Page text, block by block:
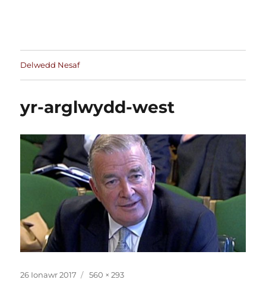
Delwedd Nesaf
yr-arglwydd-west
Cofnodwyd
26 Ionawr 2017
Maint
560 × 293